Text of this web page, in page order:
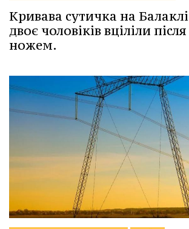
Кривава сутичка на
двоє чоловіків вціліли
ножем.